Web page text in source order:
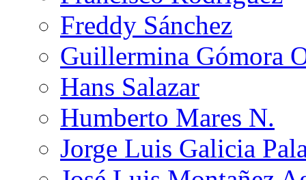
Freddy Sánchez
Guillermina Gómora
Hans Salazar
Humberto Mares N.
Jorge Luis Galicia